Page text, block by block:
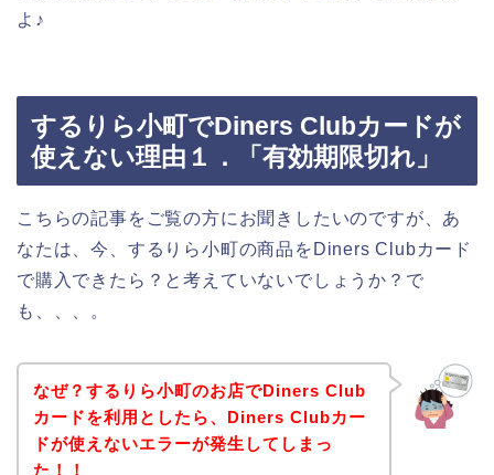
よ♪
するりら小町でDiners Clubカードが
使えない理由１．「有効期限切れ」
こちらの記事をご覧の方にお聞きしたいのですが、あ
なたは、今、するりら小町の商品をDiners Clubカード
で購入できたら？と考えていないでしょうか？で
も、、、。
なぜ？するりら小町のお店でDiners Club
カードを利用としたら、Diners Clubカー
ドが使えないエラーが発生してしまっ
た！！